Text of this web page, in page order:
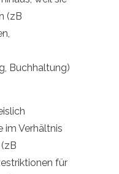
(zB
Buchhaltung)
im Verhältnis
für